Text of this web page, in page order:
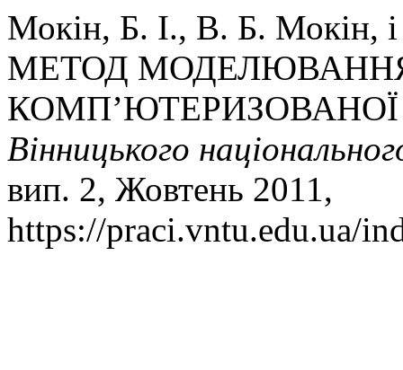
Мокін, Б. І., В. Б.
МЕТОД
Вінницького
вип. 2, Жовтень 2011,
https://praci.vntu.edu.ua/